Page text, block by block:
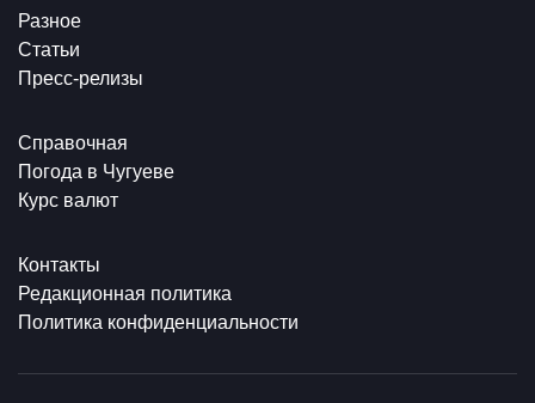
Разное
Статьи
Пресс-релизы
Справочная
Погода в Чугуеве
Курс валют
Контакты
Редакционная политика
Политика конфиденциальности